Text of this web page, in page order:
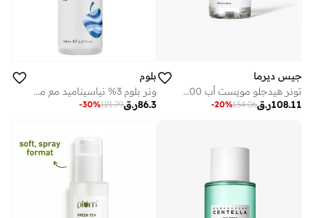
جيس ديرما
تونر هيدجلو مويست أب 200 مل | تونر مرطب ومنعم ومفتح للبشرة مع 5 أحماض هيالورونيك، عصارة البتولا والنياسيناميد للبشرة الجافة والحساسة وجميع أنواع البشرة
ر.ق108.11
134.06
-20%
بلوم
ونر بلوم 3% نياسيناميد مع ماء الأرز وفيتامين B3 نباتي 100% بحجم 150 مل.
ر.ق86.3
121.79
-30%